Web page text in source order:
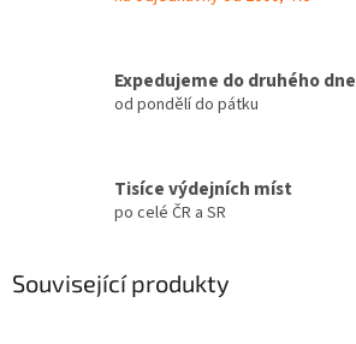
Expedujeme do druhého dne
od pondělí do pátku
Tisíce výdejních míst
po celé ČR a SR
Související produkty